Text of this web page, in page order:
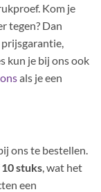
Kom je
tegen? Dan
kun je bij ons ook
als je een
ons te bestellen.
10 stuks, wat het
een